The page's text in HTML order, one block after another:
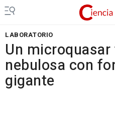
LABORATORIO
Un
nebulosa con
gigante